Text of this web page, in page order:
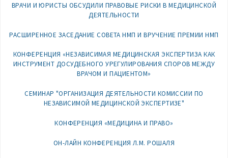
ВРАЧИ И ЮРИСТЫ ОБСУДИЛИ ПРАВОВЫЕ РИСКИ В МЕДИЦИНСКОЙ
ДЕЯТЕЛЬНОСТИ
РАСШИРЕННОЕ ЗАСЕДАНИЕ СОВЕТА НМП И ВРУЧЕНИЕ ПРЕМИИ НМП
КОНФЕРЕНЦИЯ «НЕЗАВИСИМАЯ МЕДИЦИНСКАЯ ЭКСПЕРТИЗА КАК
ИНСТРУМЕНТ ДОСУДЕБНОГО УРЕГУЛИРОВАНИЯ СПОРОВ МЕЖДУ
ВРАЧОМ И ПАЦИЕНТОМ»
СЕМИНАР "ОРГАНИЗАЦИЯ ДЕЯТЕЛЬНОСТИ КОМИССИИ ПО
НЕЗАВИСИМОЙ МЕДИЦИНСКОЙ ЭКСПЕРТИЗЕ"
КОНФЕРЕНЦИЯ «МЕДИЦИНА И ПРАВО»
ОН-ЛАЙН КОНФЕРЕНЦИЯ Л.М. РОШАЛЯ